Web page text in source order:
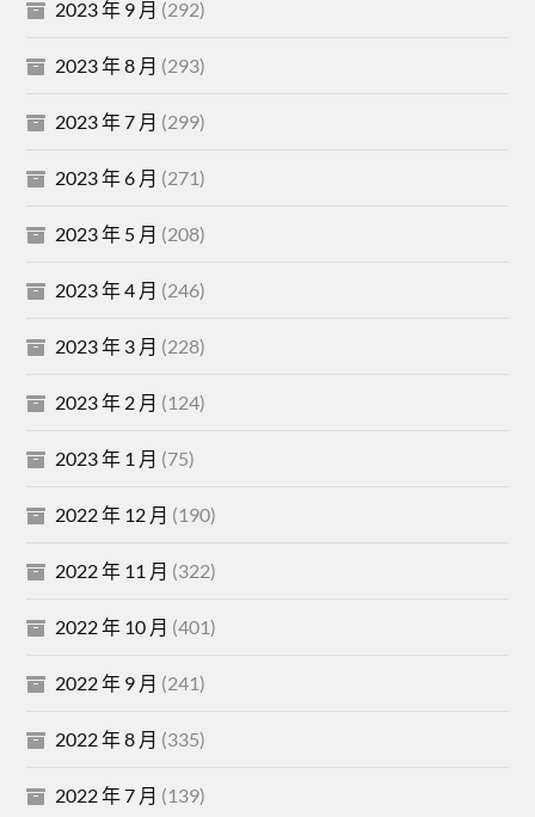
2023 年 9 月 (292)
2023 年 8 月 (293)
2023 年 7 月 (299)
2023 年 6 月 (271)
2023 年 5 月 (208)
2023 年 4 月 (246)
2023 年 3 月 (228)
2023 年 2 月 (124)
2023 年 1 月 (75)
2022 年 12 月 (190)
2022 年 11 月 (322)
2022 年 10 月 (401)
2022 年 9 月 (241)
2022 年 8 月 (335)
2022 年 7 月 (139)